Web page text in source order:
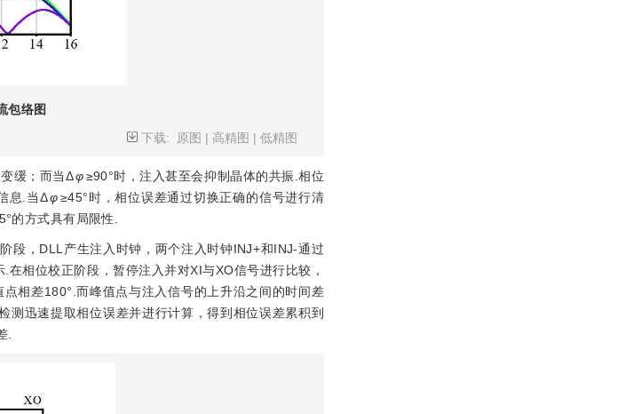
包络图
下载:
原图 | 高精图 |低精图
缓；而当Δφ≥90°时，注入甚至会抑制晶体的共振.相位
息.当Δφ≥45°时，相位误差通过切换正确的信号进行清
的方式具有局限性.
段，DLL产生注入时钟，两个注入时钟INJ+和INJ-通过
.在相位校正阶段，暂停注入并对XI与XO信号进行比较，
相差180°.而峰值点与注入信号的上升沿之间的时间差
测迅速提取相位误差并进行计算，得到相位误差累积到
.